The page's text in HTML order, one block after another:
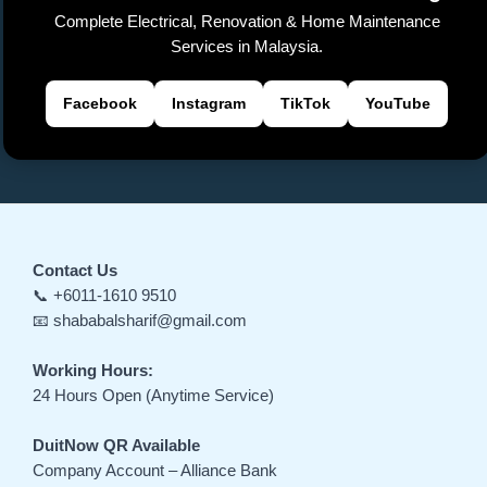
Complete Electrical, Renovation & Home Maintenance
Services in Malaysia.
Facebook Instagram TikTok YouTube
Contact Us
📞 +6011-1610 9510
📧 shababalsharif@gmail.com
Working Hours:
24 Hours Open (Anytime Service)
DuitNow QR Available
Company Account – Alliance Bank